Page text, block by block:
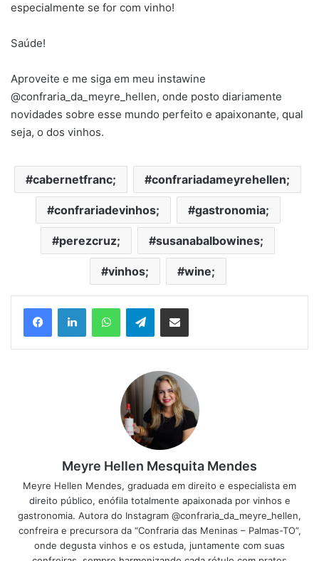
especialmente se for com vinho!
Saúde!
Aproveite e me siga em meu instawine
@confraria_da_meyre_hellen, onde posto diariamente
novidades sobre esse mundo perfeito e apaixonante, qual
seja, o dos vinhos.
cabernetfranc; confrariadameyrehellen;
confrariadevinhos; gastronomia;
perezcruz; susanabalbowines;
vinhos; wine;
Telegram
Meyre Hellen Mesquita Mendes
Meyre Hellen Mendes, graduada em direito e especialista em
direito público, enófila totalmente apaixonada por vinhos e
gastronomia. Autora do Instagram @confraria_da_meyre_hellen,
confreira e precursora da “Confraria das Meninas – Palmas-TO”,
onde degusta vinhos e os estuda, juntamente com suas